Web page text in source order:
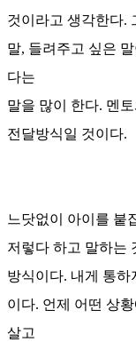
것이라고 생각한다.
말, 들려주고 싶은
다는
말을 많이 한다. 멘
전달방식일 것이다.
느닷없이 아이를 붙
저렇다 하고 말하는
방식이다. 내게 통
이다. 언제 어떤 상
살고